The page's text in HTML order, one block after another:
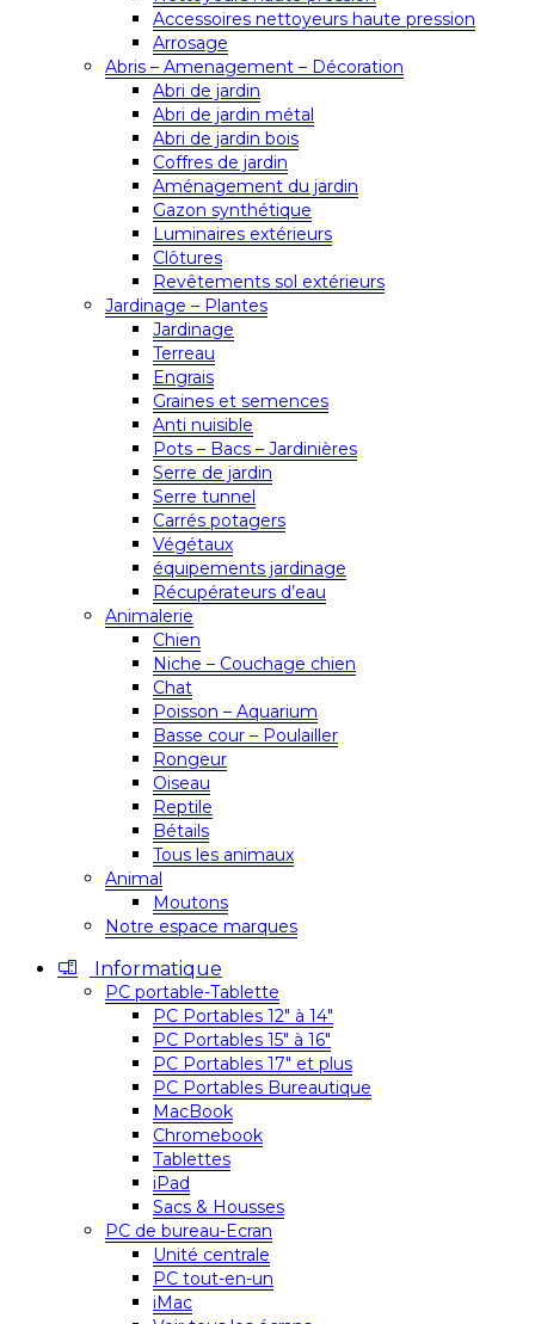
Accessoires nettoyeurs haute pression
Arrosage
Abris – Amenagement – Décoration
Abri de jardin
Abri de jardin métal
Abri de jardin bois
Coffres de jardin
Aménagement du jardin
Gazon synthétique
Luminaires extérieurs
Clôtures
Revêtements sol extérieurs
Jardinage – Plantes
Jardinage
Terreau
Engrais
Graines et semences
Anti nuisible
Pots – Bacs – Jardinières
Serre de jardin
Serre tunnel
Carrés potagers
Végétaux
équipements jardinage
Récupérateurs d’eau
Animalerie
Chien
Niche – Couchage chien
Chat
Poisson – Aquarium
Basse cour – Poulailler
Rongeur
Oiseau
Reptile
Bétails
Tous les animaux
Animal
Moutons
Notre espace marques
Informatique
PC portable-Tablette
PC Portables 12″ à 14″
PC Portables 15″ à 16″
PC Portables 17″ et plus
PC Portables Bureautique
MacBook
Chromebook
Tablettes
iPad
Sacs & Housses
PC de bureau-Ecran
Unité centrale
PC tout-en-un
iMac